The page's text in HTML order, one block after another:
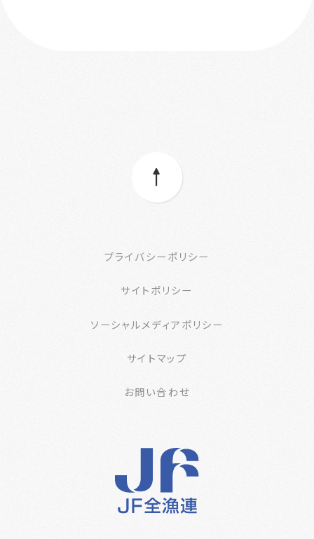
プライバシーポリシー
サイトポリシー
ソーシャルメディアポリシー
サイトマップ
お問い合わせ